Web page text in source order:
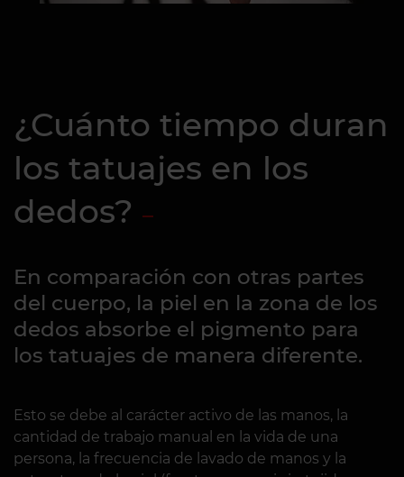
¿Cuánto tiempo duran
los tatuajes en los
dedos?
En comparación con otras partes
del cuerpo, la piel en la zona de los
dedos absorbe el pigmento para
los tatuajes de manera diferente.
Esto se debe al carácter activo de las manos, la
cantidad de trabajo manual en la vida de una
persona, la frecuencia de lavado de manos y la